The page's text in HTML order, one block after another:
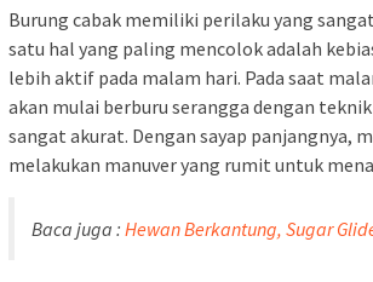
Burung cabak memiliki perilaku yang
satu hal yang paling mencolok adalah
lebih aktif pada malam hari. Pada saat
akan mulai berburu serangga dengan
sangat akurat. Dengan sayap panjangnya,
melakukan manuver yang rumit untuk
Baca juga : Hewan Berkantung, Sugar